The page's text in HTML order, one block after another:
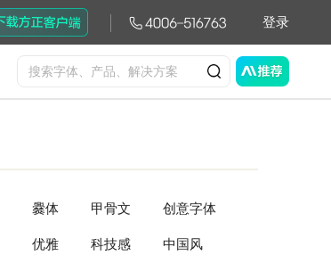
登录
爨体 甲骨文 创意字体
书法体 符号
优雅 科技感 中国风